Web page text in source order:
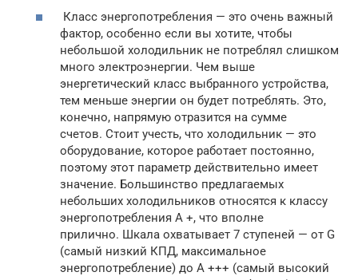
Класс энергопотребления — это очень важный
фактор, особенно если вы хотите, чтобы
небольшой холодильник не потреблял слишком
много электроэнергии. Чем выше
энергетический класс выбранного устройства,
тем меньше энергии он будет потреблять. Это,
конечно, напрямую отразится на сумме
счетов. Стоит учесть, что холодильник — это
оборудование, которое работает постоянно,
поэтому этот параметр действительно имеет
значение. Большинство предлагаемых
небольших холодильников относятся к классу
энергопотребления A +, что вполне
прилично. Шкала охватывает 7 ступеней — от G
(самый низкий КПД, максимальное
энергопотребление) до A +++ (самый высокий